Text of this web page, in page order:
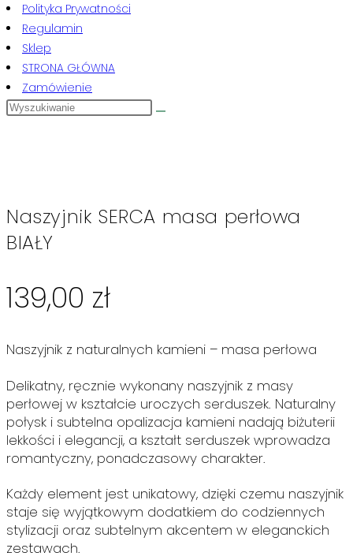
Polityka Prywatności
Regulamin
Sklep
STRONA GŁÓWNA
Zamówienie
Naszyjnik SERCA masa perłowa
BIAŁY
139,00 zł
Naszyjnik z naturalnych kamieni – masa perłowa
Delikatny, ręcznie wykonany naszyjnik z masy
perłowej w kształcie uroczych serduszek. Naturalny
połysk i subtelna opalizacja kamieni nadają biżuterii
lekkości i elegancji, a kształt serduszek wprowadza
romantyczny, ponadczasowy charakter.
Każdy element jest unikatowy, dzięki czemu naszyjnik
staje się wyjątkowym dodatkiem do codziennych
stylizacji oraz subtelnym akcentem w eleganckich
zestawach.